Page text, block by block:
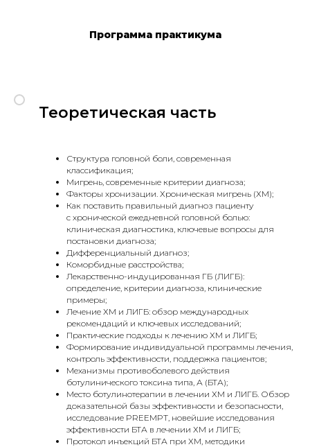
Программа практикума
Теоретическая часть
Структура головной боли, современная
классификация;
Мигрень, современные критерии диагноза;
Факторы хронизации. Хроническая мигрень (ХМ);
Как поставить правильный диагноз пациенту
с хронической ежедневной головной болью:
клиническая диагностика, ключевые вопросы для
постановки диагноза;
Дифференциальный диагноз;
Коморбидные расстройства;
Лекарственно-индуцированная ГБ (ЛИГБ):
определение, критерии диагноза, клинические
примеры;
Лечение ХМ и ЛИГБ: обзор международных
рекомендаций и ключевых исследований;
Практические подходы к лечению ХМ и ЛИГБ;
Формирование индивидуальной программы лечения,
контроль эффективности, поддержка пациентов;
Механизмы противоболевого действия
ботулинического токсина типа, А (БТА);
Место ботулинотерапии в лечении ХМ и ЛИГБ. Обзор
доказательной базы эффективности и безопасности,
исследование PREEMPT, новейшие исследования
эффективности БТА в лечении ХМ и ЛИГБ;
Протокол инъекций БТА при ХМ, методики